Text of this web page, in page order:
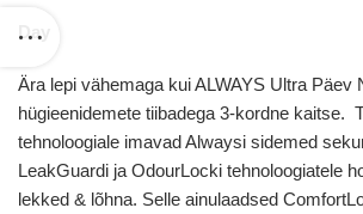
Day
Ära lepi vähemaga kui ALWAYS Ultra Päev
hügieenidemete tiibadega 3-kordne kaitse.
tehnoloogiale imavad Alwaysi sidemed
LeakGuardi ja OdourLocki tehnoloogiatele
lekked & lõhna. Selle ainulaadsed